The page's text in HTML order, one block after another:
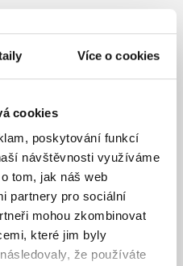
Více o cookies
cookies
poskytování funkcí
návštěvnosti využíváme
tom, jak náš web
partnery pro sociální
mohou zkombinovat
které jim byly
že používáte
toto nové pokračovanie
ktoré vzdáva hold ďalšej
otvorenú myseľ. Čítanie kníh z
dievčat a žien, ktoré bojujú
pohľad na vlastný prístup k životu
vlastnú budúcnosť."